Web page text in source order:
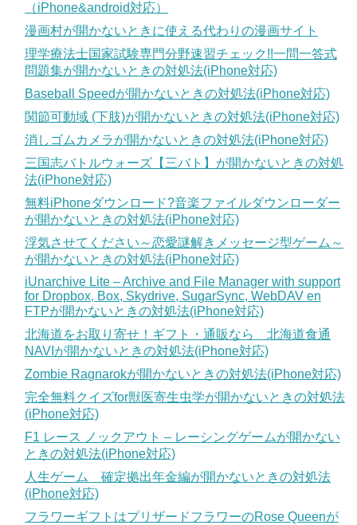
（iPhone&android対応）
漫画村が開かないときに使える代わりの漫画サイト
理学療法士国家試験専門分野速習チェック!!一問一答式
問題集が開かないときの対処法(iPhone対応)
Baseball Speedが開かないときの対処法(iPhone対応)
関節可動域 (下肢)が開かないときの対処法(iPhone対応)
消しゴムカメラが開かないときの対処法(iPhone対応)
三国志バトルウォーズ【三バト】が開かないときの対処
法(iPhone対応)
無料iPhoneダウンロード?音楽ファイルダウンローダー
が開かないときの対処法(iPhone対応)
浮気させてください～恋愛謎解きメッセージ型ゲーム～
が開かないときの対処法(iPhone対応)
iUnarchive Lite – Archive and File Manager with support
for Dropbox, Box, Skydrive, SugarSync, WebDAV en
FTPが開かないときの対処法(iPhone対応)
北海道をお取り寄せ！ギフト・通販なら 北海道食通
NAVIが開かないときの対処法(iPhone対応)
Zombie Ragnarokが開かないときの対処法(iPhone対応)
完全無料クイズfor獣医寄生虫学が開かないときの対処法
(iPhone対応)
F1 レース ノックアウト – レーシングゲームが開かない
ときの対処法(iPhone対応)
人生ゲーム 確定拠出年金編が開かないときの対処法
(iPhone対応)
フラワーギフトはプリザードフラワーのRose Queenが